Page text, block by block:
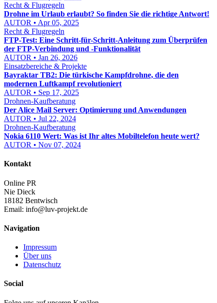
Recht & Flugregeln
Drohne im Urlaub erlaubt? So finden Sie die richtige Antwort!
AUTOR • Apr 05, 2025
Recht & Flugregeln
FTP-Test: Eine Schritt-für-Schritt-Anleitung zum Überprüfen
der FTP-Verbindung und -Funktionalität
AUTOR • Jan 26, 2026
Einsatzbereiche & Projekte
Bayraktar TB2: Die türkische Kampfdrohne, die den
modernen Luftkampf revolutioniert
AUTOR • Sep 17, 2025
Drohnen-Kaufberatung
Der Alice Mail Server: Optimierung und Anwendungen
AUTOR • Jul 22, 2024
Drohnen-Kaufberatung
Nokia 6110 Wert: Was ist Ihr altes Mobiltelefon heute wert?
AUTOR • Nov 07, 2024
Kontakt
Online PR
Nie Dieck
18182 Bentwisch
Email: info@luv-projekt.de
Navigation
Impressum
Über uns
Datenschutz
Social